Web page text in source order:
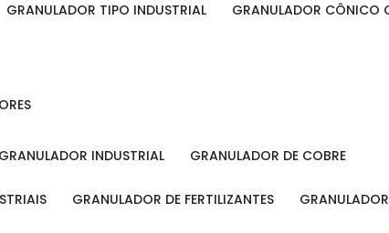
GRANULADOR TIPO INDUSTRIAL GRANULADOR
GRANULADOR INDUSTRIAL GRANULADOR DE COBRE
GRANULADOR DE FERTILIZANTES